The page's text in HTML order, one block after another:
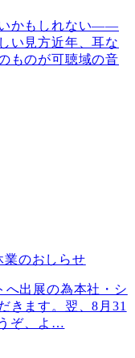
いかもしれない――
い見方近年、耳な
ものが可聴域の音
のおしらせ
へ出展の為本社・シ
きます。翌、8月31
ぞ、よ …